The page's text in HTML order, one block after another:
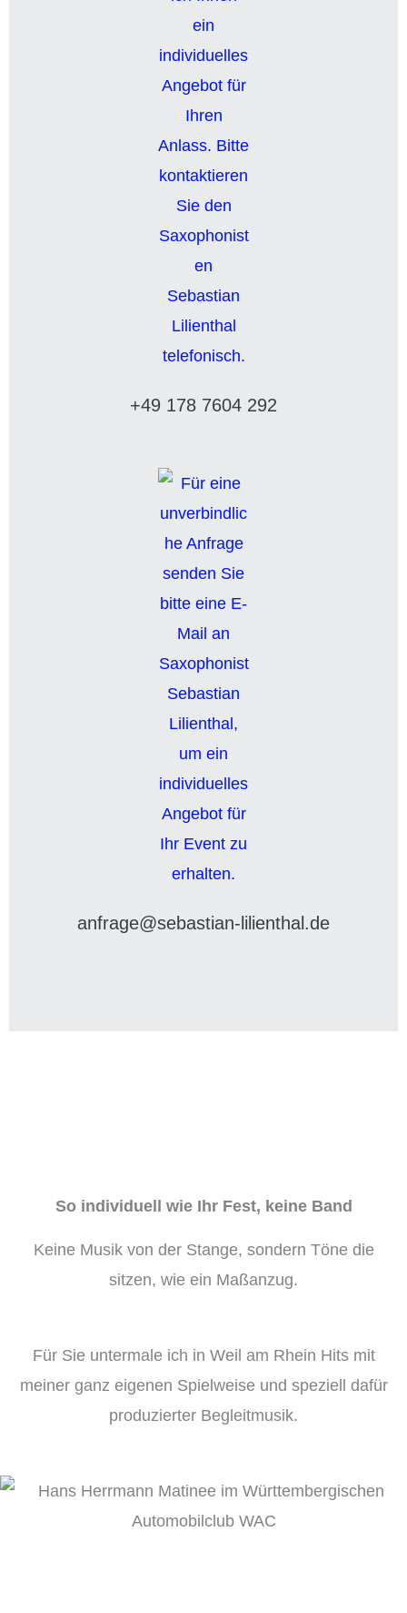
+49 178 7604 292
anfrage@sebastian-lilienthal.de
So individuell wie Ihr Fest, keine Band
Keine Musik von der Stange, sondern Töne die
sitzen, wie ein Maßanzug.
Für Sie untermale ich in Weil am Rhein Hits mit
meiner ganz eigenen Spielweise und speziell dafür
produzierter Begleitmusik.